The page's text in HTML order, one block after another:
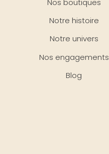
Nos boutiques
Notre histoire
Notre univers
Nos engagements
Blog